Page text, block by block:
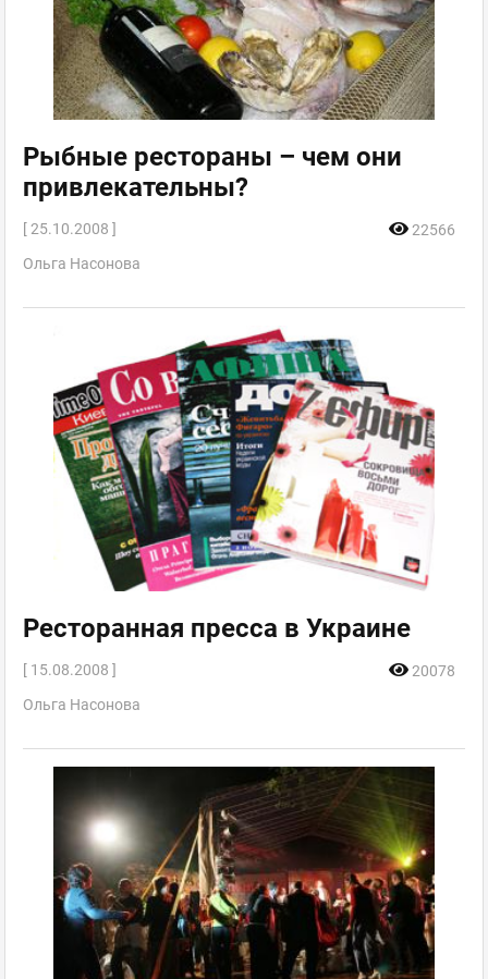
Рыбные рестораны – чем они
привлекательны?
[ 25.10.2008 ]
22566
Ольга Насонова
Ресторанная пресса в Украине
[ 15.08.2008 ]
20078
Ольга Насонова